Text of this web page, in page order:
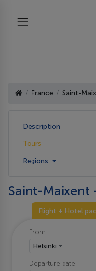
France Saint-
Description
Tours
Regions
Saint-
Flight + Hotel
From
Helsinki
Departure date